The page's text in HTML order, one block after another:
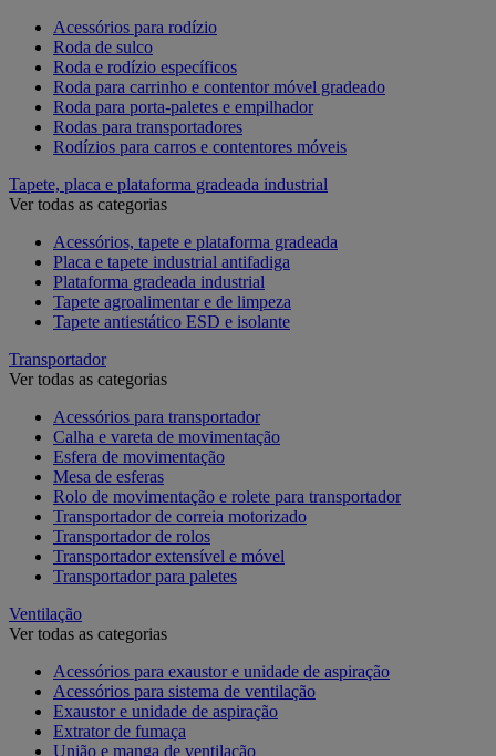
Acessórios para rodízio
Roda de sulco
Roda e rodízio específicos
Roda para carrinho e contentor móvel gradeado
Roda para porta-paletes e empilhador
Rodas para transportadores
Rodízios para carros e contentores móveis
Tapete, placa e plataforma gradeada industrial
Ver todas as categorias
Acessórios, tapete e plataforma gradeada
Placa e tapete industrial antifadiga
Plataforma gradeada industrial
Tapete agroalimentar e de limpeza
Tapete antiestático ESD e isolante
Transportador
Ver todas as categorias
Acessórios para transportador
Calha e vareta de movimentação
Esfera de movimentação
Mesa de esferas
Rolo de movimentação e rolete para transportador
Transportador de correia motorizado
Transportador de rolos
Transportador extensível e móvel
Transportador para paletes
Ventilação
Ver todas as categorias
Acessórios para exaustor e unidade de aspiração
Acessórios para sistema de ventilação
Exaustor e unidade de aspiração
Extrator de fumaça
União e manga de ventilação